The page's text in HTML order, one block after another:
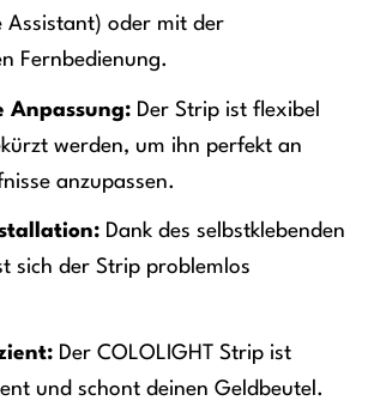
Assistant) oder mit der
Fernbedienung.
Anpassung:Der Strip ist flexibel
werden, um ihn perfekt an
anzupassen.
Dank des selbstklebenden
sich der Strip problemlos
Der COLOLIGHT Strip ist
und schont deinen Geldbeutel.